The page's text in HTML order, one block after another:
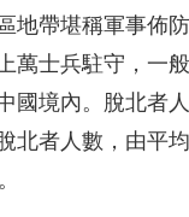
地帶堪稱軍事佈
萬士兵駐守，一
國境內。脫北者
北者人數，由平